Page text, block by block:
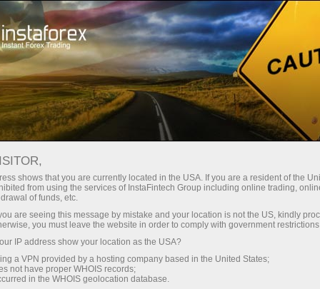
Трейдерам
Торговые условия
AUDUSD
0.70711 (%) 07 Aug 2026 20:59
Купить
shows that you are currently located in the USA. If you are a resident of the
from using the services of InstaFintech Group including online trading,
of funds, etc.
are seeing this message by mistake and your location is not the US, kindly
you must leave the website in order to comply with government
IP address show your location as the USA?
a VPN provided by a hosting company based in the United States;
not have proper WHOIS records;
in the WHOIS geolocation database.